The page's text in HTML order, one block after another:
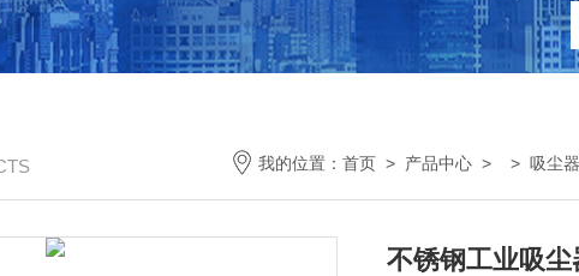
我的位置： 首页 > 产品中心 > > 吸尘器
不锈钢工业吸